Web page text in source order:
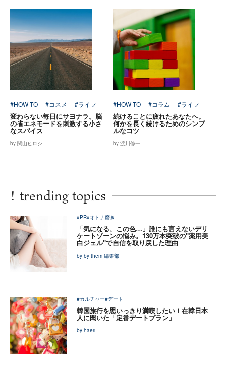
#HOW TO #コスメ #ライフ
変わらない毎日にサヨナラ。脳
の省エネモードを刺激する小さ
なスパイス
by 関山ヒロシ
#HOW TO #コラム #ライフ
続けることに疲れたあなたへ。
何かを長く続けるためのシンプ
ルなコツ
by 渡川修一
! trending topics
#PR#オトナ磨き
「気になる、この色…」誰にも言えないデリ
ケートゾーンの悩み。130万本突破の"薬用美
白ジェル"で自信を取り戻した理由
by by them 編集部
#カルチャー#デート
韓国旅行を思いっきり満喫したい！在韓日本
人に聞いた「定番デートプラン」
by haeri